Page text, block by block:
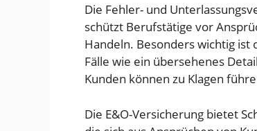
Die Fehler- und
schützt Berufstätige vor
Handeln. Besonders wichtig
Fälle wie ein übersehenes
Kunden können zu Klagen
Die E&O-Versicherung bietet